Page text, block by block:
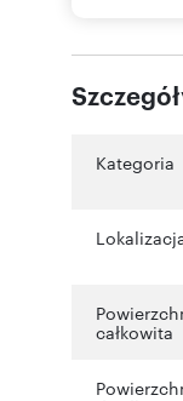
Kategoria
całkowita